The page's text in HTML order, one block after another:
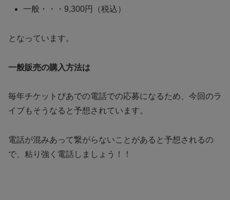
一般・・・9,300円（税込）
となっています。
一般販売の購入方法は
毎年チケットぴあでの電話での応募になるため、今回のラ
イブもそうなると予想されています。
電話が混みあって繋がらないことがあると予想されるの
で、粘り強く電話しましょう！！